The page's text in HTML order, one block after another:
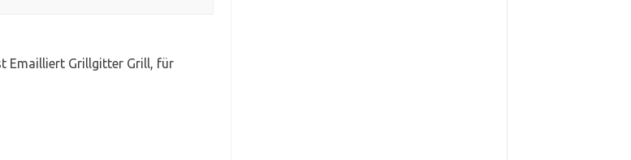
Emailliert Grillgitter Grill, für